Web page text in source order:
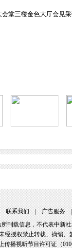
堂三楼金色大厅会见
联系我们|广告服务
刊载信息，不代表中新
经授权禁止转载、摘编、
传播视听节目许可证（